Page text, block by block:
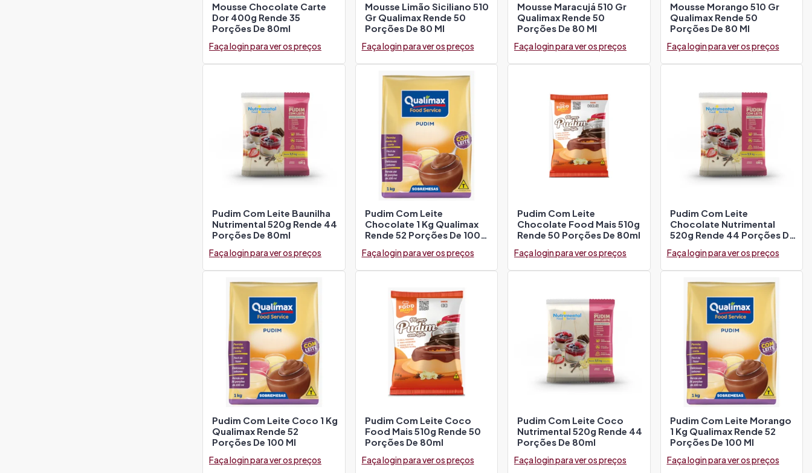
Mousse Chocolate Carte
Dor 400g Rende 35
Porções De 80ml
Faça login para ver os preços
Mousse Limão Siciliano 510
Gr Qualimax Rende 50
Porções De 80 Ml
Faça login para ver os preços
Mousse Maracujá 510 Gr
Qualimax Rende 50
Porções De 80 Ml
Faça login para ver os preços
Mousse Morango 510 Gr
Qualimax Rende 50
Porções De 80 Ml
Faça login para ver os preços
Pudim Com Leite Baunilha
Nutrimental 520g Rende 44
Porções De 80ml
Faça login para ver os preços
Pudim Com Leite
Chocolate 1 Kg Qualimax
Rende 52 Porções De 100
Faça login para ver os preços
Pudim Com Leite
Chocolate Food Mais 510g
Rende 50 Porções De 80ml
Faça login para ver os preços
Pudim Com Leite
Chocolate Nutrimental
520g Rende 44 Porções De
Faça login para ver os preços
Pudim Com Leite Coco 1 Kg
Qualimax Rende 52
Porções De 100 Ml
Faça login para ver os preços
Pudim Com Leite Coco
Food Mais 510g Rende 50
Porções De 80ml
Faça login para ver os preços
Pudim Com Leite Coco
Nutrimental 520g Rende 44
Porções De 80ml
Faça login para ver os preços
Pudim Com Leite Morango
1 Kg Qualimax Rende 52
Porções De 100 Ml
Faça login para ver os preços